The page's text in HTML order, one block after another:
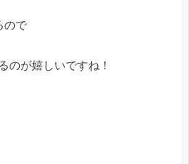
ので
のが嬉しいですね！